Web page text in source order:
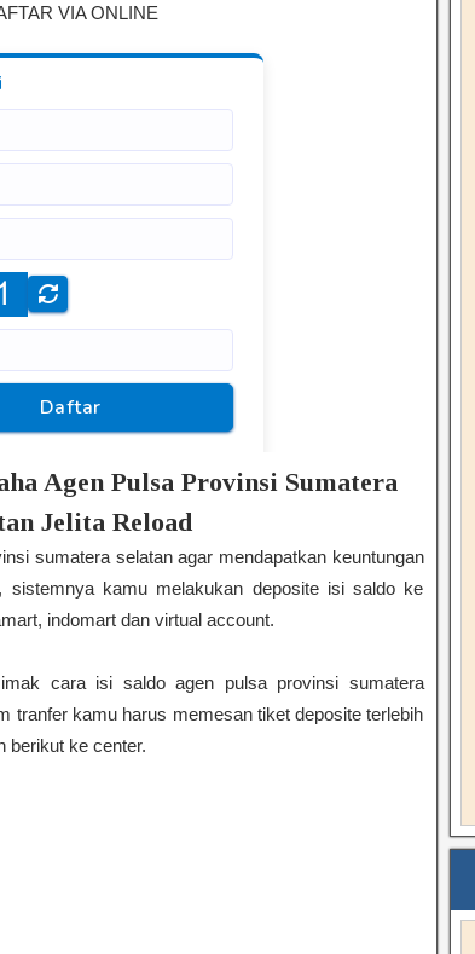
VIA ONLINE
Agen Pulsa Provinsi Sumatera
Jelita Reload
sumatera selatan agar mendapatkan keuntungan
sistemnya kamu melakukan deposite isi saldo ke
indomart dan virtual account.
cara isi saldo agen pulsa provinsi sumatera
tranfer kamu harus memesan tiket deposite terlebih
berikut ke center.